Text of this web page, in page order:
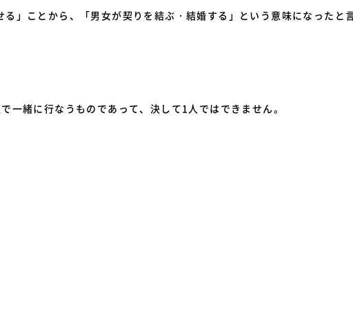
る」ことから、「男女が契りを結ぶ・結婚する」という意味になったと
一緒に行なうものであって、決して1人ではできません。